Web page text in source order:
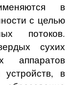
в
с целью
потоков.
сухих
аппаратов
в